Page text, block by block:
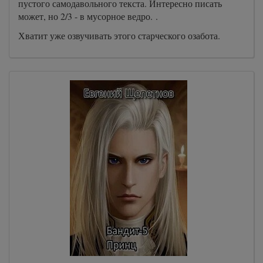
пустого самодавольного текста. Интересно писать
может, но 2/3 - в мусорное ведро. .
Хватит уже озвучивать этого старческого озабота.